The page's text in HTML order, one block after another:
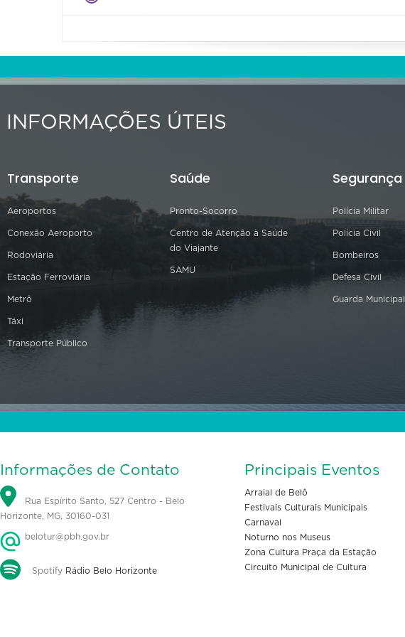
INFORMAÇÕES ÚTEIS
Transporte
Aeroportos
Conexão Aeroporto
Rodoviária
Estação Ferroviária
Metrô
Táxi
Transporte Público
Saúde
Pronto-Socorro
Centro de Atenção à Saúde
do Viajante
SAMU
Segurança
Polícia Militar
Polícia Civil
Bombeiros
Defesa Civil
Guarda Municipal
Informações de Contato
Rua Espírito Santo, 527 Centro - Belo
Horizonte, MG, 30160-031
belotur@pbh.gov.br
Spotify Rádio Belo Horizonte
Principais Eventos
Arraial de Belô
Festivais Culturais Municipais
Carnaval
Noturno nos Museus
Zona Cultura Praça da Estação
Circuito Municipal de Cultura